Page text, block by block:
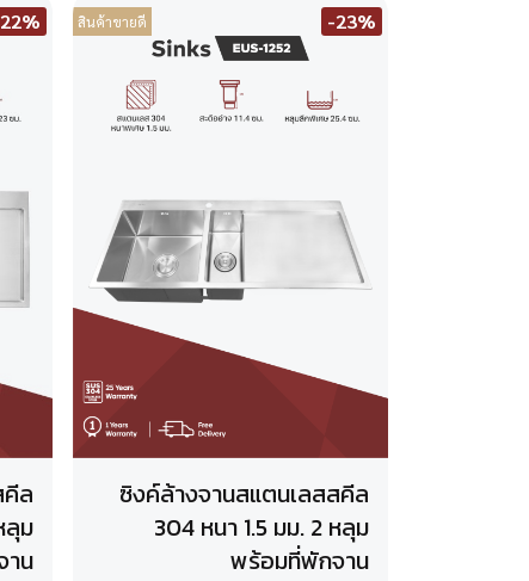
ล
ลุม
น
สินค้าขายดี -23%
ซิงค์ล้างจานสแตนเลสสคีล
304 หนา 1.5 มม. 2 หลุม
พร้อมที่พักจาน